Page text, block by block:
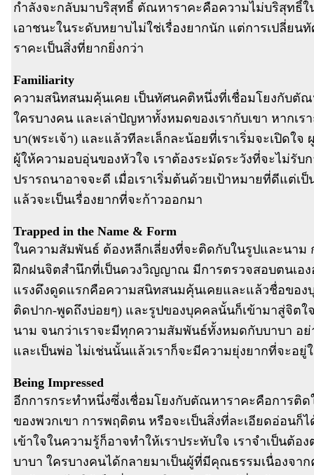
กำลังจะกลับมาบริสุทธิ์ ตัณหาราคะคือความไม่บริสุทธิ์ใ
เอาชนะในระดับหยาบไม่ใช่เรื่องยากนัก แต่การเปลี่ย
ราคะเป็นสิ่งที่ยากยิ่งกว่า
Familiarity
ความสนิทสนมคุ้นเคย เป็นทัศนคติหนึ่งที่เชื่อมโยงกับตัณ
ใครบางคน และเล่าปัญหาทั้งหมดของเรากับเขา หาก
บา(พระเจ้า) และแล้วทีละเล็กละน้อยที่เราเริ่มจะเปิดใ
ผู้ให้ความอบอุ่นของหัวใจ เราต้องระมัดระวังที่จะไม่รั
ปรารถนาอาจจะดี เมื่อเราเริ่มต้นด้วยเป้าหมายที่ดีแต่
แล้วจะเป็นเรื่องยากที่จะก้าวออกมา
Trapped in the Name & Form
ในความสัมพันธ์ ต้องหลีกเลี่ยงที่จะติดกับในรูปและนาม
ฝึกฝนจิตสำนึกที่เป็นดวงวิญญาณ มีการตรวจสอบตนเอง
แรงดึงดูดแรกคือความสนิทสนมคุ้นเคยและแล้วชื่อของ
ติดปาก-พูดถึงบ่อยๆ) และรูปของบุคคลนั้นก็เข้ามาสู่จิตใ
นาม จนกว่าเราจะมีทุกความสัมพันธ์ทั้งหมดกับบาบา อย่
และเป็นพ่อ ไม่เช่นนั้นแล้วเราก็จะมีความยุ่งยากที่จะอ
Being Impressed
อีกการกระทำหนึ่งซึ่งเชื่อมโยงกับตัณหาราคะคือการติ
ของพวกเขา การพฤติตน หรือจะเป็นสิ่งที่ละเอียดอ่อนก็
เข้าใจในความรู้ก็อาจทำให้เราประทับใจ เราจำเป็น
บาบา ใครบางคนได้กลายมาเป็นผู้ที่มีคุณธรรมเนื่องจา